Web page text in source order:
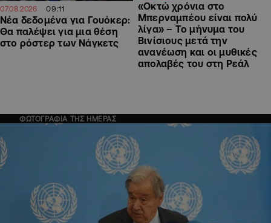
07.08.2026 09:11
Νέα δεδομένα για Γουόκερ:
Θα παλέψει για μια θέση
στο ρόστερ των Νάγκετς
«Οκτώ χρόνια στο
Μπερναμπέου είναι πολύ
λίγα» – Το μήνυμα του
Βινίσιους μετά την
ανανέωση και οι μυθικές
απολαβές του στη Ρεάλ
ΦΩΤΟΓΡΑΦΙΑ ΤΗΣ ΗΜΕΡΑΣ